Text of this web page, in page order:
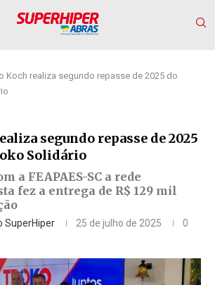
Koch realiza segundo repasse de 2025 do
segundo repasse de 2025
Solidário
a FEAPAES-SC a rede
fez a entrega de R$ 129 mil
SuperHiper 25 de julho de 2025
0